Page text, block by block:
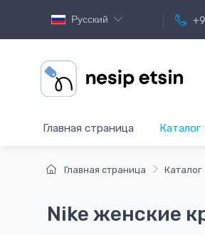
Русский
Главная страница Каталог
Главная страница Каталог
Nike женские